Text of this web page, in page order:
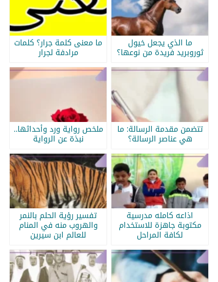
ما الذي يجعل خيول
ثوروبريد فريدة من نوعها؟
ما معنى كلمة جرار؟ كلمات
مرادفة لجرار
تتضمن مقدمة الرسالة: ما
هي عناصر الرسالة؟
ملخص رواية ورد وأحداثها..
نبذة عن الرواية
اذاعه كامله مدرسية
مكتوبة جاهزة للاستخدام
لكافة المراحل
تفسير رؤية الحلم بالنمر
والهروب منه في المنام
للعالم ابن سيرين